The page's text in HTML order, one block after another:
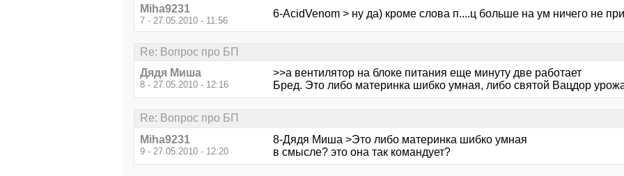
Miha9231
7 - 27.05.2010 - 11:56
6-AcidVenom > ну да) кроме слова п....ц больше на ум ничего не
Re: Вопрос про БП
Дядя Миша
8 - 27.05.2010 - 12:16
>>а вентилятор на блоке питания еще минуту две работает
Бред. Это либо материнка шибко умная, либо святой Вацдор
Re: Вопрос про БП
Miha9231
9 - 27.05.2010 - 12:20
8-Дядя Миша >Это либо материнка шибко умная
в смысле? это она так командует?